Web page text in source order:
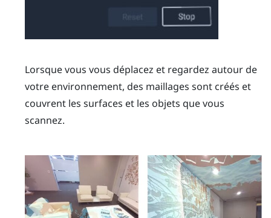
Lorsque vous vous déplacez et regardez autour de
votre environnement, des maillages sont créés et
couvrent les surfaces et les objets que vous
scannez.